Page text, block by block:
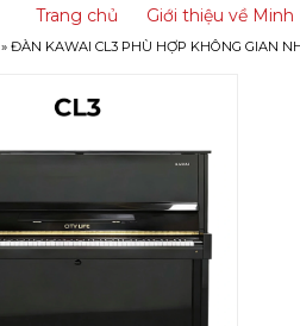
Trang chủ Giới thiệu về
» ĐÀN KAWAI CL3 PHÙ HỢP KHÔNG GIAN